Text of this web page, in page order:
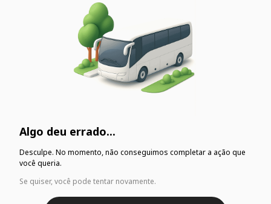
Algo deu errado...
Desculpe. No momento, não conseguimos completar a ação que
você queria.
Se quiser, você pode tentar novamente.